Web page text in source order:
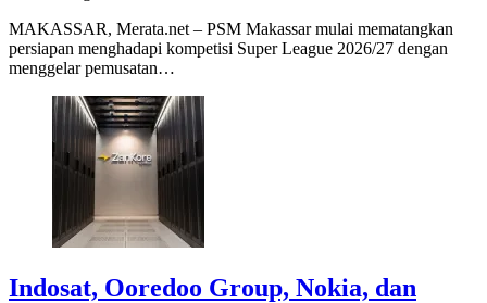
MAKASSAR, Merata.net – PSM Makassar mulai mematangkan
persiapan menghadapi kompetisi Super League 2026/27 dengan
menggelar pemusatan…
Indosat, Ooredoo Group, Nokia, dan